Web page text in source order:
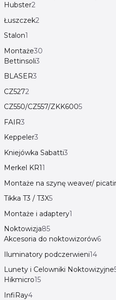
Hubster2
Łuszczek2
Stalon1
Montaże30
Bettinsoli3
BLASER3
CZ5272
CZ550/CZ557/ZKK6005
FAIR3
Keppeler3
Kniejówka Sabatti3
Merkel KR11
Montaże na szynę weaver/
Tikka T3 / T3X5
Montaże i adaptery1
Noktowizja85
Akcesoria do noktowizorów6
Iluminatory podczerwieni14
Lunety i Celowniki Noktowizyjne
Hikmicro15
InfiRay4